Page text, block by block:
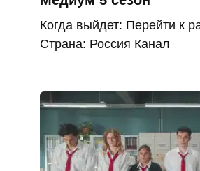
Когда выйдет: Перейти к
Страна: Россия Канал